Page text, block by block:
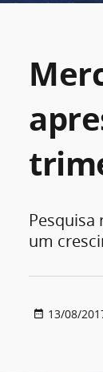
um
13/08/